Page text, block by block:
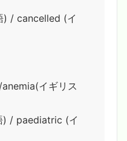
) / cancelled (イ
イギリス
) / paediatric (イ